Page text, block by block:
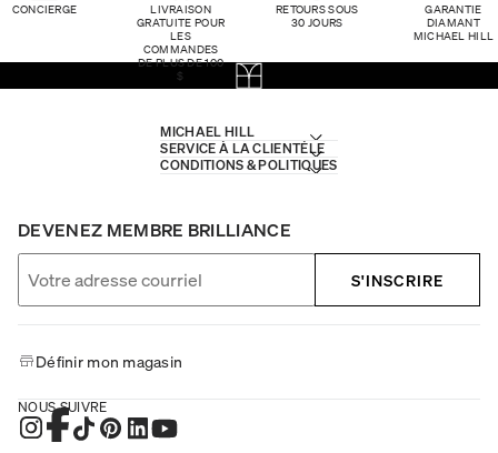
CONCIERGE
LIVRAISON
GRATUITE POUR
LES
COMMANDES
DE PLUS DE 100
$
RETOURS SOUS
30 JOURS
GARANTIE
DIAMANT
MICHAEL HILL
MICHAEL HILL
SERVICE À LA CLIENTÈLE
CONDITIONS & POLITIQUES
DEVENEZ MEMBRE BRILLIANCE
S'INSCRIRE
Définir mon magasin
NOUS SUIVRE